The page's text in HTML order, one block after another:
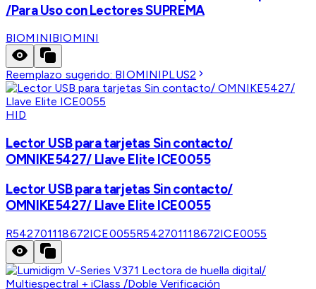
/Para Uso con Lectores SUPREMA
BIOMINIBIOMINI
Reemplazo sugerido: BIOMINIPLUS2
HID
Lector USB para tarjetas Sin contacto/
OMNIKE5427/ Llave Elite ICE0055
Lector USB para tarjetas Sin contacto/
OMNIKE5427/ Llave Elite ICE0055
R542701118672ICE0055R542701118672ICE0055